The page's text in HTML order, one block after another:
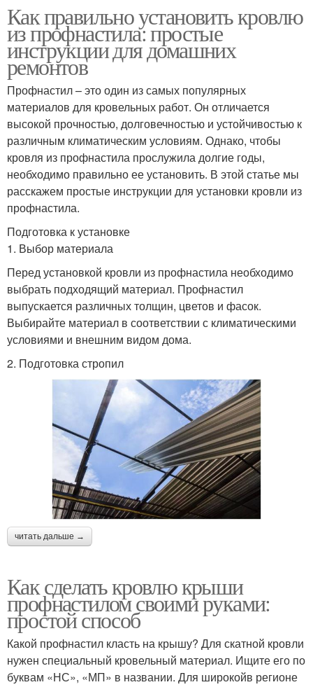
Как правильно установить кровлю
из профнастила: простые
инструкции для домашних
ремонтов
Профнастил – это один из самых популярных
материалов для кровельных работ. Он отличается
высокой прочностью, долговечностью и устойчивостью к
различным климатическим условиям. Однако, чтобы
кровля из профнастила прослужила долгие годы,
необходимо правильно ее установить. В этой статье мы
расскажем простые инструкции для установки кровли из
профнастила.
Подготовка к установке
1. Выбор материала
Перед установкой кровли из профнастила необходимо
выбрать подходящий материал. Профнастил
выпускается различных толщин, цветов и фасок.
Выбирайте материал в соответствии с климатическими
условиями и внешним видом дома.
2. Подготовка стропил
читать дальше →
Как сделать кровлю крыши
профнастилом своими руками:
простой способ
Какой профнастил класть на крышу? Для скатной кровли
нужен специальный кровельный материал. Ищите его по
буквам «НС», «МП» в названии. Для широкойв регионе